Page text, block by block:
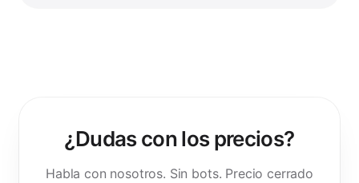
¿Dudas con los precios?
Habla con nosotros. Sin bots. Precio cerrado